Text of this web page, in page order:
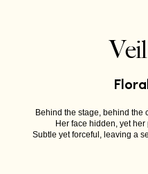
Behind the stage, behind
Her face hidden, yet
Subtle yet forceful, leaving a